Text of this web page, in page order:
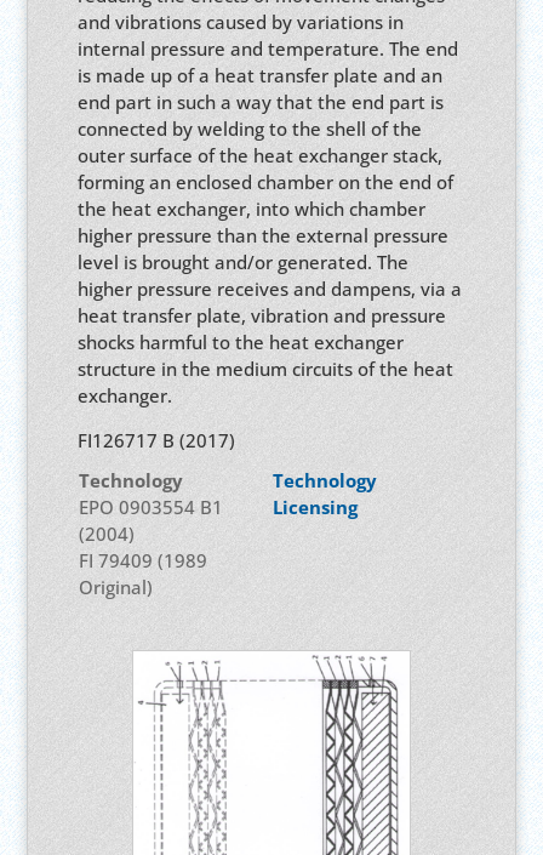
and vibrations caused by variations in
internal pressure and temperature. The end
is made up of a heat transfer plate and an
end part in such a way that the end part is
connected by welding to the shell of the
outer surface of the heat exchanger stack,
forming an enclosed chamber on the end of
the heat exchanger, into which chamber
higher pressure than the external pressure
level is brought and/or generated. The
higher pressure receives and dampens, via a
heat transfer plate, vibration and pressure
shocks harmful to the heat exchanger
structure in the medium circuits of the heat
exchanger.
FI126717 B (2017)
Technology
EPO 0903554 B1
(2004)
FI 79409 (1989
Original)
Technology
Licensing